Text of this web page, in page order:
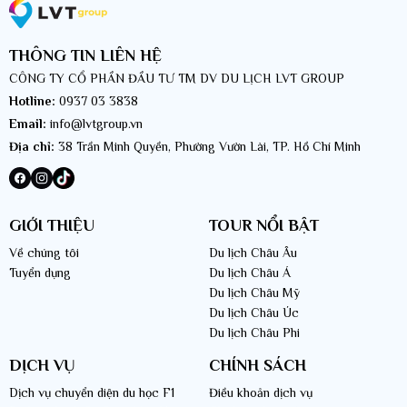
Tượng Nữ Thần Tự Do tượng trưng cho tình bạn giữa Pháp
Times Square là một biểu tượng lấp lánh của New York City, nơi thập kỷ
trôi qua vẫn không làm mờ đi sự quyến rũ và độc đáo của nó. Đến
Times Square, bạn sẽ bị cuốn hút bởi các biển quảng cáo lung linh, ánh
sáng rực rỡ và sự sống động của đại phố. Dưới bầu trời đêm, đây là nơi
du khách có thể thả mình vào không gian giải trí vô tận, từ việc thưởng
hàng đa dạng và thưởng thức những món ăn ngon.
THÔNG TIN LIÊN HỆ
CÔNG TY CỔ PHẦN ĐẦU TƯ TM DV DU LỊCH LVT GROUP
Hotline: 0937 03 3838
Email: info@lvtgroup.vn
Địa chỉ: 38 Trần Minh Quyền, Phường Vườn Lài, TP. Hồ Chí Minh
GIỚI THIỆU
Về chúng tôi
Tuyển dụng
TOUR NỔI BẬT
Du lịch Châu Âu
Du lịch Châu Á
Du lịch Châu Mỹ
Du lịch Châu Úc
Du lịch Châu Phi
DỊCH VỤ
Dịch vụ chuyển diện du học F1
CHÍNH SÁCH
Điều khoản dịch vụ